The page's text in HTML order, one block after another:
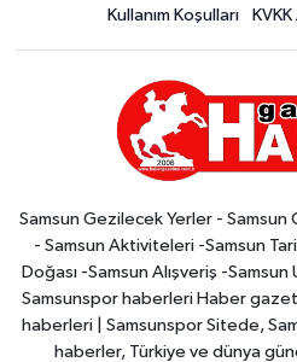
Kullanım Koşulları
Samsun Gezilecek Yerler - Samsun
- Samsun Aktiviteleri -Samsun
Doğası -Samsun Alışveriş -Samsun
Samsunspor haberleri Haber
haberleri | Samsunspor Sitede,
haberler, Türkiye ve dünya